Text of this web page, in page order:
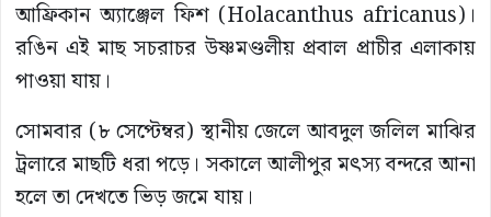
আফ্রিকান অ্যাঞ্জেল ফিশ (Holacanthus africanus)।
রঙিন এই মাছ সচরাচর উষ্ণমণ্ডলীয় প্রবাল প্রাচীর এলাকায়
পাওয়া যায়।
সোমবার (৮ সেপ্টেম্বর) স্থানীয় জেলে আবদুল জলিল মাঝির
ট্রলারে মাছটি ধরা পড়ে। সকালে আলীপুর মৎস্য বন্দরে আনা
হলে তা দেখতে ভিড় জমে যায়।